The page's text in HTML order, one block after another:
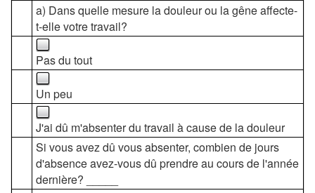
a) Dans quelle mesure la douleur ou la gêne affecte-
t-elle votre travail?
Pas du tout
Un peu
J'ai dû m'absenter du travail à cause de la douleur
Si vous avez dû vous absenter, combien de jours
d'absence avez-vous dû prendre au cours de l'année
dernière? _____